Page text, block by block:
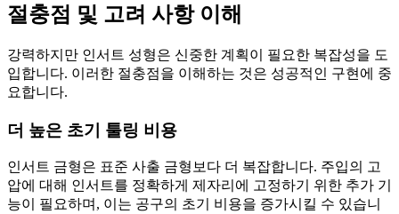
절충점 및 고려 사항 이해
강력하지만 인서트 성형은 신중한 계획이 필요한 복잡성을 도
입합니다. 이러한 절충점을 이해하는 것은 성공적인 구현에 중
요합니다.
더 높은 초기 툴링 비용
인서트 금형은 표준 사출 금형보다 더 복잡합니다. 주입의 고
압에 대해 인서트를 정확하게 제자리에 고정하기 위한 추가 기
능이 필요하며, 이는 공구의 초기 비용을 증가시킬 수 있습니